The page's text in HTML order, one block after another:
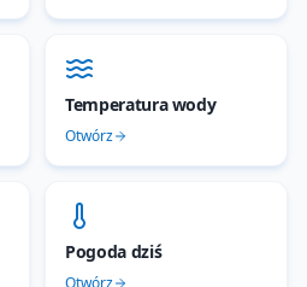
Temperatura wody
Otwórz
Pogoda dziś
Otwórz